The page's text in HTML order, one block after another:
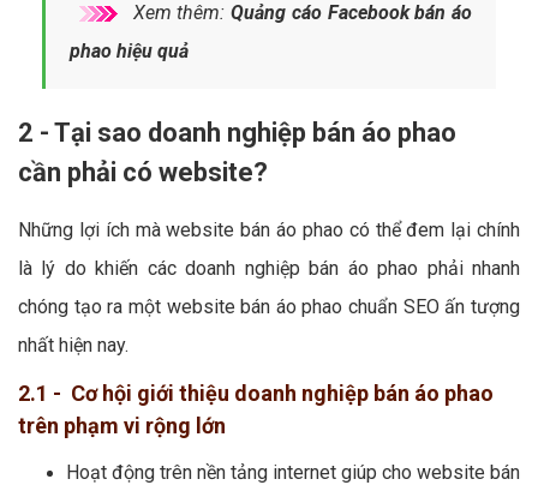
Xem thêm:Quảng cáo Facebook bán áo
phao hiệu quả
2 - Tại sao doanh nghiệp bán áo phao
cần phải có website?
Những lợi ích mà website bán áo phao có thể đem lại chính
là lý do khiến các doanh nghiệp bán áo phao phải nhanh
chóng tạo ra một website bán áo phao chuẩn SEO ấn tượng
nhất hiện nay.
2.1 - Cơ hội giới thiệu doanh nghiệp bán áo phao
trên phạm vi rộng lớn
Hoạt động trên nền tảng internet giúp cho website bán